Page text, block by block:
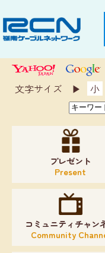
文字サイズ ▶︎ 小
プレゼント
Present
コミュニティチャン
Community